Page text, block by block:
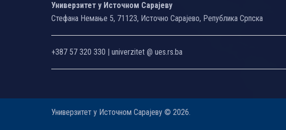
Универзитет у Источном Сарајеву
Стефана Немање 5, 71123, Источно Сарајево, Република Српска
+387 57 320 330 | univerzitet @ ues.rs.ba
Универзитет у Источном Сарајеву © 2026.